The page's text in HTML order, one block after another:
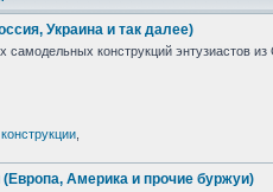
Украина и так далее)
самодельных конструкций энтузиастов
(Европа, Америка и прочие буржуи)